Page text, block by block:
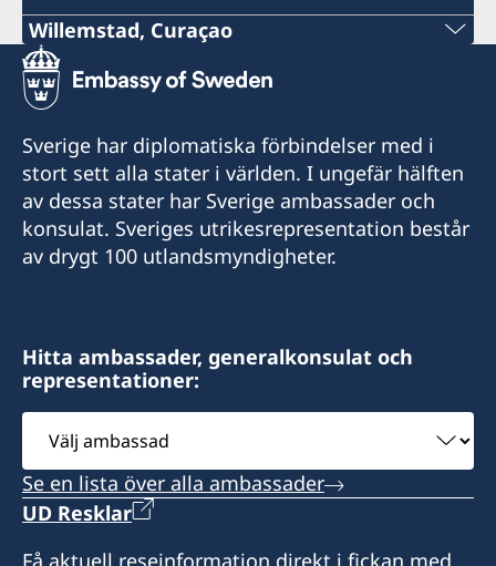
Willemstad, Curaçao
Telefon:
5999-462 3089
E-post:
hcg.sweden.curbon@gmail.com
Santa Rosaweg 94
nationellt ID-kort på konsulatet.
Vänligen notera att du vid frågor om konsulära
ärenden (pass, ID-kort, folkbokföring m.m.) i
första hand ska vända dig till Sveriges
ambassad i Haag: ambassaden.haag@gov.se
Måndag 09.00-11.00
Onsdag 14.00-16.00
Sverige har diplomatiska förbindelser med i
stort sett alla stater i världen. I ungefär hälften
av dessa stater har Sverige ambassader och
konsulat. Sveriges utrikesrepresentation består
av drygt 100 utlandsmyndigheter.
Hitta ambassader, generalkonsulat och
representationer:
Välj
ambassad
Se en lista över alla ambassader
UD Resklar
Få aktuell reseinformation direkt i fickan med